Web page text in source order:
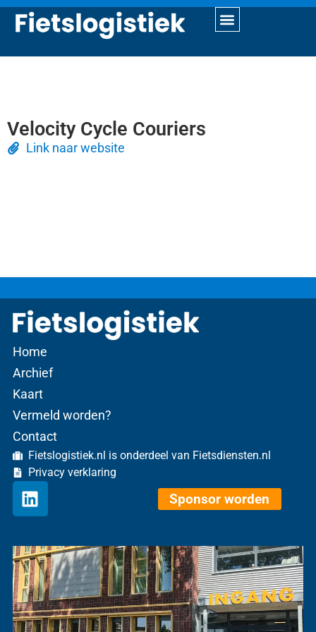
Velocity Cycle Couriers
Link naar website
Home
Archief
Kaart
Vermeld worden?
Contact
Fietslogistiek.nl is onderdeel van Fietsdiensten.nl
Privacy verklaring
Sponsor worden